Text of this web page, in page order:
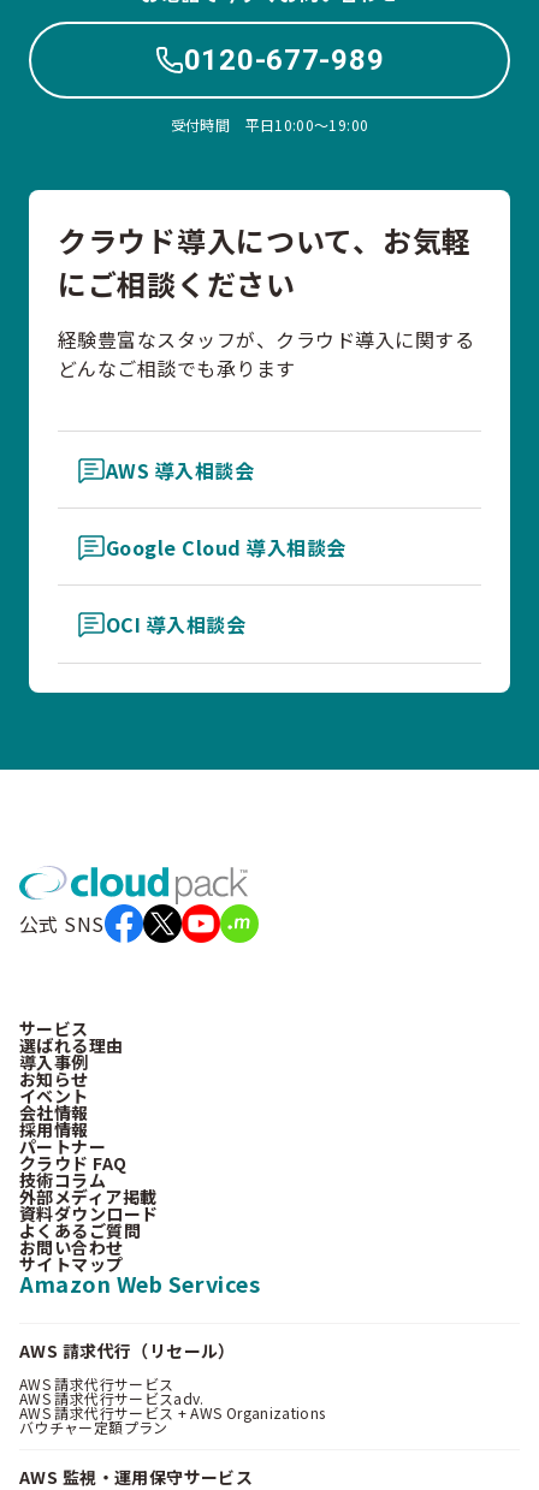
0120-677-989
受付時間 平日10:00〜19:00
クラウド導入について、お気軽
にご相談ください
経験豊富なスタッフが、クラウド導入に関する
どんなご相談でも承ります
AWS 導入相談会
Google Cloud 導入相談会
OCI 導入相談会
公式 SNS
サービス
選ばれる理由
導入事例
お知らせ
イベント
会社情報
採用情報
パートナー
クラウド FAQ
技術コラム
外部メディア掲載
資料ダウンロード
よくあるご質問
お問い合わせ
サイトマップ
Amazon Web Services
AWS 請求代行（リセール）
AWS 請求代行サービス
AWS 請求代行サービスadv.
AWS 請求代行サービス + AWS Organizations
バウチャー定額プラン
AWS 監視・運用保守サービス